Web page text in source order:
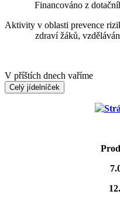
Financováno z
Aktivity v oblasti prevence
zdraví žáků,
V příštích dnech vaříme
Celý jídelníček